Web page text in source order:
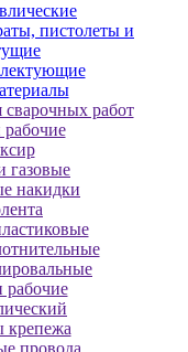
пистолеты и
сварочных работ
газовые
накидки
рабочие
крепежа
провода